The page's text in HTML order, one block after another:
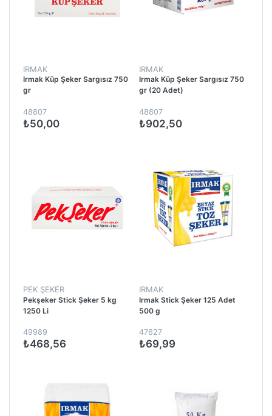
IRMAK
Irmak Küp Şeker Sargısız 750
gr
48807
₺50,00
IRMAK
Irmak Küp Şeker Sargısız 750
gr (20 Adet)
48807
₺902,50
PEK ŞEKER
Pekşeker Stick Şeker 5 kg
1250 Li
49989
₺468,56
IRMAK
Irmak Stick Şeker 125 Adet
500 g
47627
₺69,99